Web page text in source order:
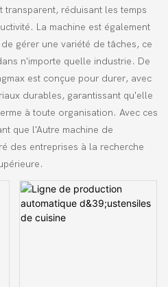
transparent, réduisant les temps
La machine est également
gérer une variété de tâches, ce
n'importe quelle industrie. De
est conçue pour durer, avec
durables, garantissant qu'elle
à toute organisation. Avec ces
que l'Autre machine de
des entreprises à la recherche